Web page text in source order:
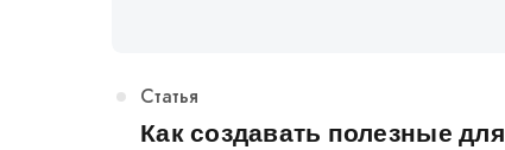
Категория
Статья
Как создавать полезные для